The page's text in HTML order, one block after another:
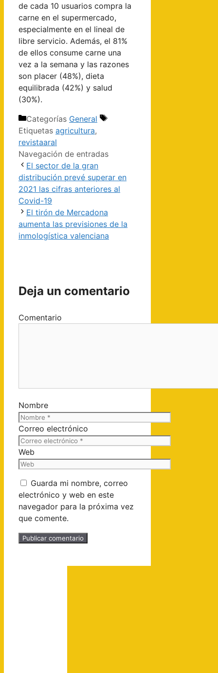
de cada 10 usuarios compra la
carne en el supermercado,
especialmente en el lineal de
libre servicio. Además, el 81%
de ellos consume carne una
vez a la semana y las razones
son placer (48%), dieta
equilibrada (42%) y salud
(30%).
Categorías General
Etiquetas agricultura,
revistaaral
Navegación de entradas
El sector de la gran
distribución prevé superar en
2021 las cifras anteriores al
Covid-19
El tirón de Mercadona
aumenta las previsiones de la
inmologística valenciana
Deja un comentario
Comentario
Nombre
Correo electrónico
Web
Guarda mi nombre, correo
electrónico y web en este
navegador para la próxima vez
que comente.